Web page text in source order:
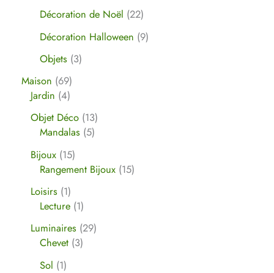
Décoration de Noël 22
Décoration Halloween 9
Objets 3
Maison 69
Jardin 4
Objet Déco 13
Mandalas 5
Bijoux 15
Rangement Bijoux 15
Loisirs 1
Lecture 1
Luminaires 29
Chevet 3
Sol 1